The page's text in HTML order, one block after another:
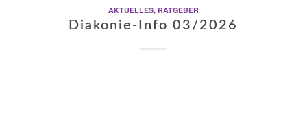
AKTUELLES, RATGEBER
Diakonie-Info 03/2026